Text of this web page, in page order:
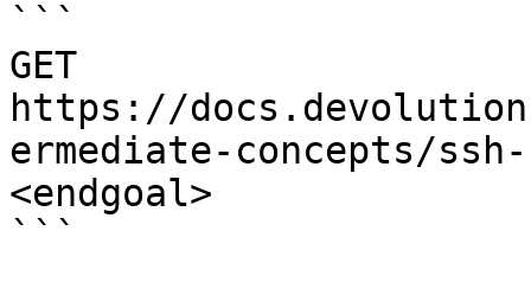
```
GET
https://
ermediate-concepts/ssh-
<endgoal>
```